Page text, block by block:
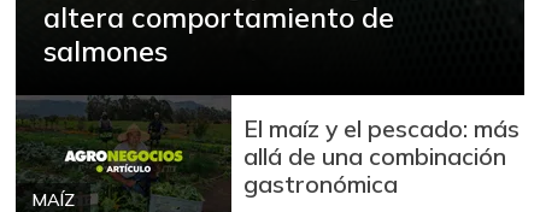
altera comportamiento de
salmones
MAÍZ
El maíz y el pescado: más
allá de una combinación
gastronómica